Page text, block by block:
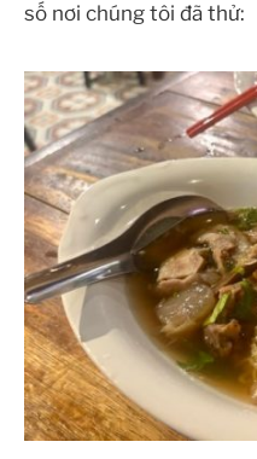
số nơi chúng tôi đã thử: